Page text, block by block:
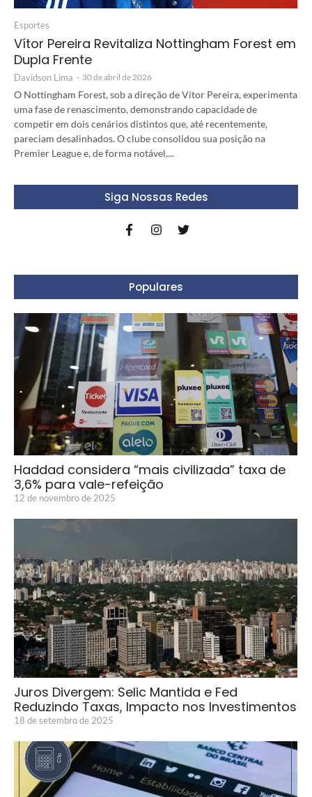
Esportes
Vítor Pereira Revitaliza Nottingham Forest em
Dupla Frente
Davidson Lima - 30 de abril de 2026
O Nottingham Forest, sob a direção de Vítor Pereira, experimenta
uma fase de renascimento, demonstrando capacidade de
competir em dois cenários distintos que, até recentemente,
pareciam desalinhados. O clube consolidou sua posição na
Premier League e, de forma notável,...
Siga Nossas Redes
Populares
Haddad considera “mais civilizada” taxa de
3,6% para vale-refeição
12 de novembro de 2025
Juros Divergem: Selic Mantida e Fed
Reduzindo Taxas, Impacto nos Investimentos
18 de setembro de 2025